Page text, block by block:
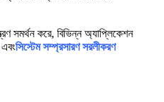
সমর্থন করে, বিভিন্ন অ্যাপ্লিকেশন
সিস্টেম সম্প্রসারণ সরলীকরণ